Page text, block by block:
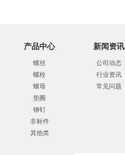
产品中心
螺丝
螺栓
螺母
垫圈
铆钉
非标件
其他类
新闻资讯
公司动态
行业资讯
常见问题